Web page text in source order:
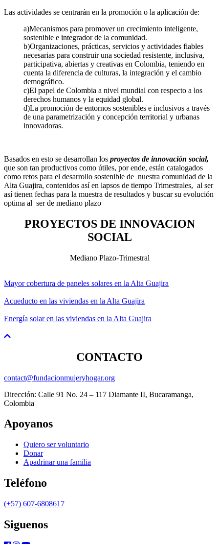
Las actividades se centrarán en la promoción o la aplicación de:
a)Mecanismos para promover un crecimiento inteligente,
sostenible e integrador de la comunidad.
b)Organizaciones, prácticas, servicios y actividades fiables
necesarias para construir una sociedad resistente, inclusiva,
participativa, abiertas y creativas en Colombia, teniendo en
cuenta la diferencia de culturas, la integración y el cambio
demográfico.
c)El papel de Colombia a nivel mundial con respecto a los
derechos humanos y la equidad global.
d)La promoción de entornos sostenibles e inclusivos a través
de una parametrización y concepción territorial y urbanas
innovadoras.
Basados en esto se desarrollan los proyectos de innovación social,
que son tan productivos como útiles, por ende, están catalogados
como retos para el desarrollo sostenible de nuestra comunidad de la
Alta Guajira, contenidos así en lapsos de tiempo Trimestrales, al ser
así tienen fechas para la muestra de resultados y buscar su evolución
optima al ser de mediano plazo
PROYECTOS DE INNOVACION
SOCIAL
Mediano Plazo-Trimestral
Mayor cobertura de paneles solares en la Alta Guajira
Acueducto en las viviendas en la Alta Guajira
Energía solar en las viviendas en la Alta Guajira
CONTACTO
contact@fundacionmujeryhogar.org
Dirección: Calle 91 No. 24 – 117 Diamante II, Bucaramanga,
Colombia
Apoyanos
Quiero ser voluntario
Donar
Apadrinar una familia
Teléfono
(+57) 607-6808617
Siguenos